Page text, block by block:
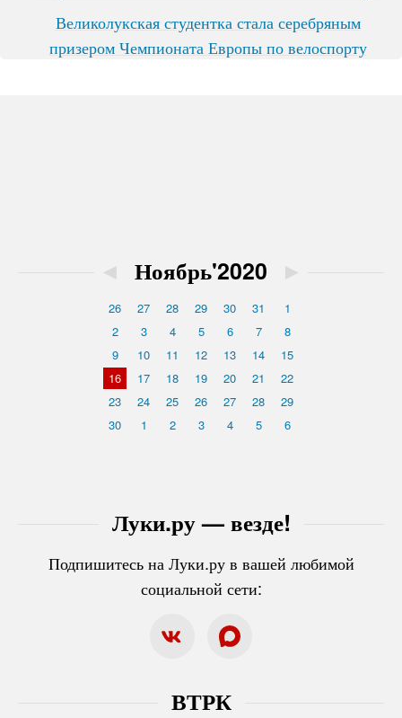
Великолукская студентка стала серебряным
призером Чемпионата Европы по велоспорту
Луки.ру — везде!
Подпишитесь на Луки.ру в вашей любимой
социальной сети:
◄ Ноябрь'2020 ►
26 27 28 29 30 31
1
2
3 4 5 6 7
8
9
10 11 12 13 14
15
16
17 18 19 20 21
22
23
24 25 26 27 28
29
30
1 2 3 4 5 6
ВТРК